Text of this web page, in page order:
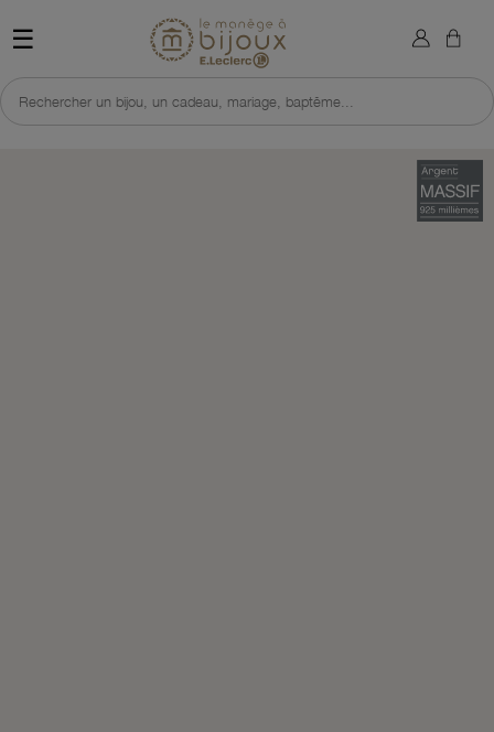
☰ Retour à l'accueil du site
Rechercher un bijou, un cadeau, mariage, baptême...
×